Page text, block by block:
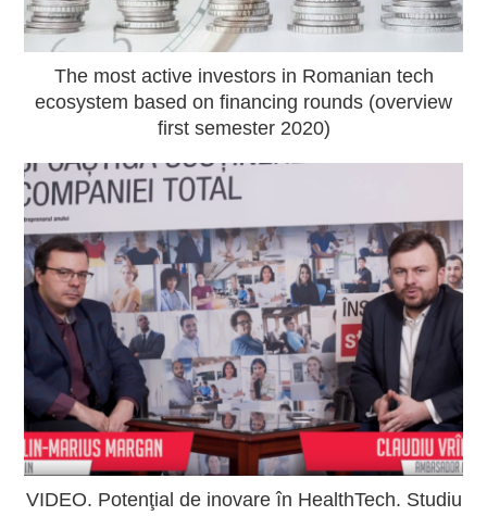
The most active investors in Romanian tech
ecosystem based on financing rounds (overview
first semester 2020)
VIDEO. Potenţial de inovare în HealthTech. Studiu